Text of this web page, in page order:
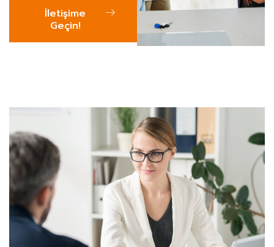
İletişime
Geçin!